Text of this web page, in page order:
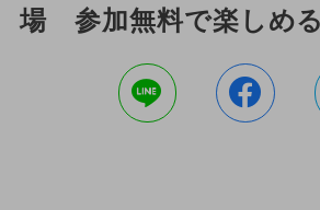
場 参加無料で楽しめ